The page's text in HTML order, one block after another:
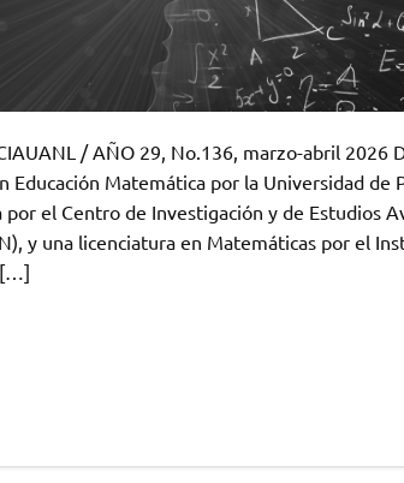
/ AÑO 29, No.136, marzo-abril 2026
Educación Matemática por la Universidad de
el Centro de Investigación y de Estudios
y una licenciatura en Matemáticas por el
[…]